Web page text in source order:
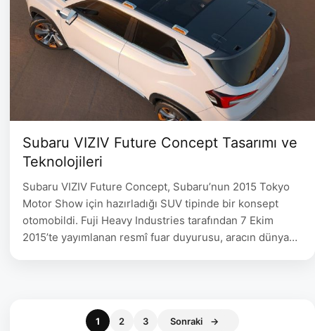
Subaru VIZIV Future Concept Tasarımı ve
Teknolojileri
Subaru VIZIV Future Concept, Subaru’nun 2015 Tokyo
Motor Show için hazırladığı SUV tipinde bir konsept
otomobildi. Fuji Heavy Industries tarafından 7 Ekim
2015’te yayımlanan resmî fuar duyurusu, aracın dünya
Sayfa
1 Sayfa
2 Sayfa
3 Sonraki →